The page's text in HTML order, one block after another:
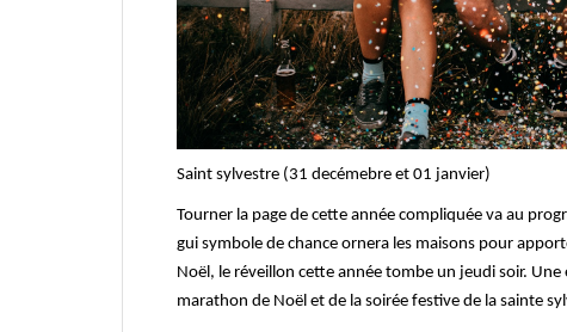
Saint sylvestre (31 decémebre et 01 janvier)
Tourner la page de cette année compliquée va au
gui symbole de chance ornera les maisons pour
Noël, le réveillon cette année tombe un jeudi soir.
marathon de Noël et de la soirée festive de la sainte